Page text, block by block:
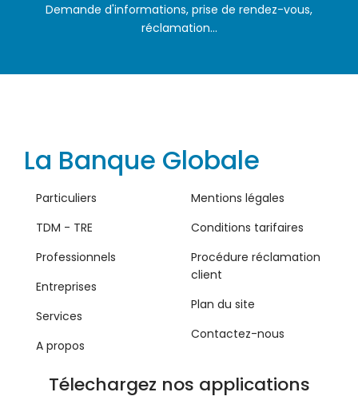
Demande d'informations, prise de rendez-vous,
réclamation...
La Banque Globale
Particuliers
TDM - TRE
Professionnels
Entreprises
Services
A propos
Mentions légales
Conditions tarifaires
Procédure réclamation
client
Plan du site
Contactez-nous
Télechargez nos applications